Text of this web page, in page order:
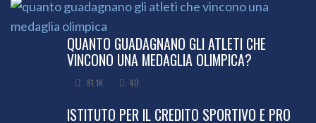
QUANTO GUADAGNANO GLI ATLETI CHE
VINCONO UNA MEDAGLIA OLIMPICA?
81.1K 40
ISTITUTO PER IL CREDITO SPORTIVO E PRO